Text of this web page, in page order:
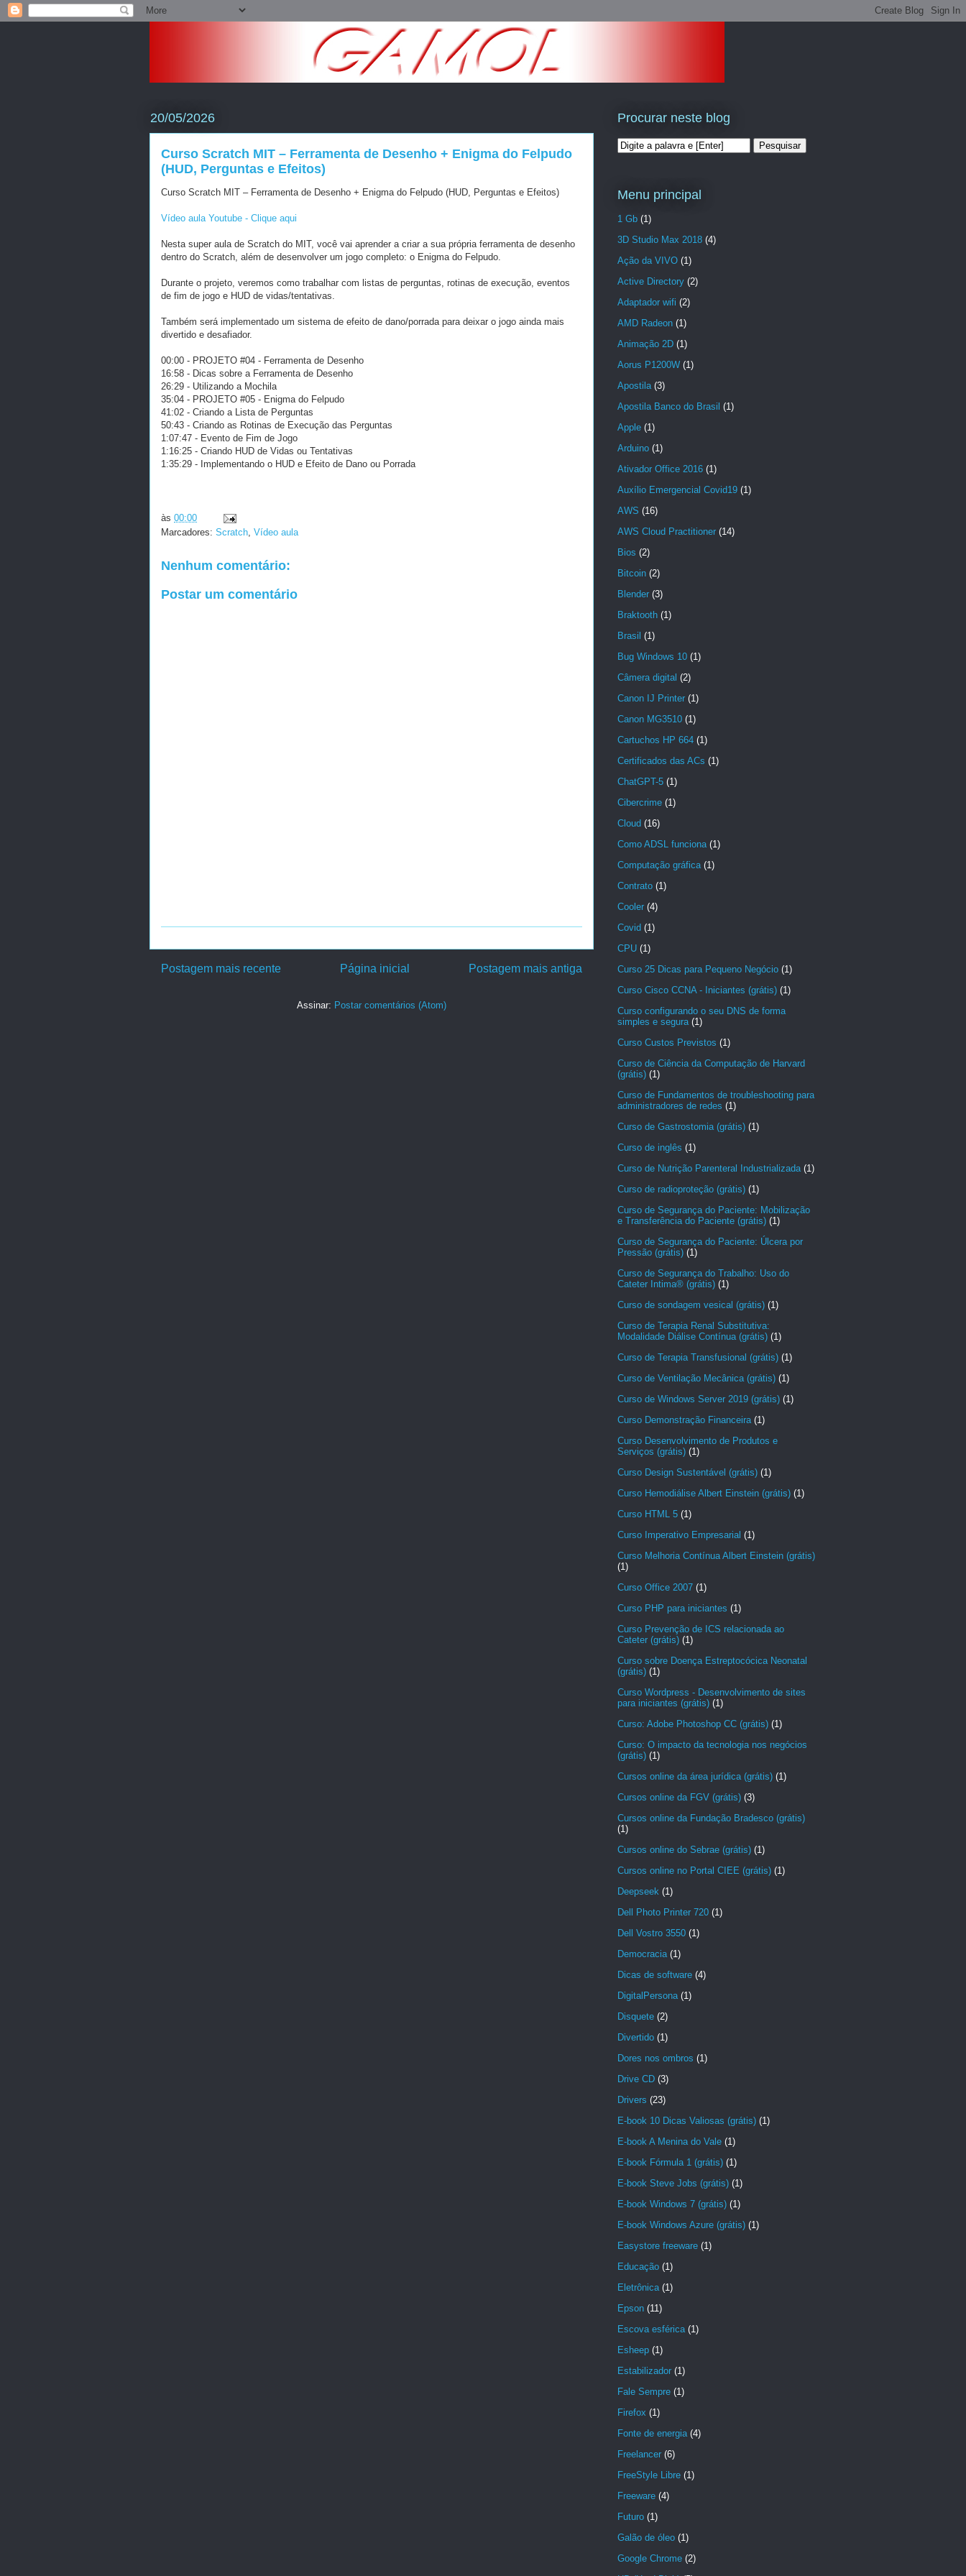
20/05/2026
Curso Scratch MIT – Ferramenta de Desenho + Enigma do Felpudo
(HUD, Perguntas e Efeitos)
Curso Scratch MIT – Ferramenta de Desenho + Enigma do Felpudo (HUD, Perguntas e Efeitos)
Vídeo aula Youtube - Clique aqui
Nesta super aula de Scratch do MIT, você vai aprender a criar a sua própria ferramenta de desenho
dentro do Scratch, além de desenvolver um jogo completo: o Enigma do Felpudo.
Durante o projeto, veremos como trabalhar com listas de perguntas, rotinas de execução, eventos
de fim de jogo e HUD de vidas/tentativas.
Também será implementado um sistema de efeito de dano/porrada para deixar o jogo ainda mais
divertido e desafiador.
00:00 - PROJETO #04 - Ferramenta de Desenho
16:58 - Dicas sobre a Ferramenta de Desenho
26:29 - Utilizando a Mochila
35:04 - PROJETO #05 - Enigma do Felpudo
41:02 - Criando a Lista de Perguntas
50:43 - Criando as Rotinas de Execução das Perguntas
1:07:47 - Evento de Fim de Jogo
1:16:25 - Criando HUD de Vidas ou Tentativas
1:35:29 - Implementando o HUD e Efeito de Dano ou Porrada
às 00:00
Marcadores: Scratch Vídeo aula
Nenhum comentário:
Postar um comentário
Postagem mais recente Postagem mais antiga
Página inicial
Assinar: Postar comentários (Atom)
Procurar neste blog
Menu principal
1 Gb (1)
3D Studio Max 2018 (4)
Ação da VIVO (1)
Active Directory (2)
Adaptador wifi (2)
AMD Radeon (1)
Animação 2D (1)
Aorus P1200W (1)
Apostila (3)
Apostila Banco do Brasil (1)
Apple (1)
Arduino (1)
Ativador Office 2016 (1)
Auxílio Emergencial Covid19 (1)
AWS (16)
AWS Cloud Practitioner (14)
Bios (2)
Bitcoin (2)
Blender (3)
Braktooth (1)
Brasil (1)
Bug Windows 10 (1)
Câmera digital (2)
Canon IJ Printer (1)
Canon MG3510 (1)
Cartuchos HP 664 (1)
Certificados das ACs (1)
ChatGPT-5 (1)
Cibercrime (1)
Cloud (16)
Como ADSL funciona (1)
Computação gráfica (1)
Contrato (1)
Cooler (4)
Covid (1)
CPU (1)
Curso 25 Dicas para Pequeno Negócio (1)
Curso Cisco CCNA - Iniciantes (grátis) (1)
Curso configurando o seu DNS de forma
simples e segura (1)
Curso Custos Previstos (1)
Curso de Ciência da Computação de Harvard
(grátis) (1)
Curso de Fundamentos de troubleshooting para
administradores de redes (1)
Curso de Gastrostomia (grátis) (1)
Curso de inglês (1)
Curso de Nutrição Parenteral Industrializada (1)
Curso de radioproteção (grátis) (1)
Curso de Segurança do Paciente: Mobilização
e Transferência do Paciente (grátis) (1)
Curso de Segurança do Paciente: Úlcera por
Pressão (grátis) (1)
Curso de Segurança do Trabalho: Uso do
Cateter Intima® (grátis) (1)
Curso de sondagem vesical (grátis) (1)
Curso de Terapia Renal Substitutiva:
Modalidade Diálise Contínua (grátis) (1)
Curso de Terapia Transfusional (grátis) (1)
Curso de Ventilação Mecânica (grátis) (1)
Curso de Windows Server 2019 (grátis) (1)
Curso Demonstração Financeira (1)
Curso Desenvolvimento de Produtos e
Serviços (grátis) (1)
Curso Design Sustentável (grátis) (1)
Curso Hemodiálise Albert Einstein (grátis) (1)
Curso HTML 5 (1)
Curso Imperativo Empresarial (1)
Curso Melhoria Contínua Albert Einstein (grátis)
(1)
Curso Office 2007 (1)
Curso PHP para iniciantes (1)
Curso Prevenção de ICS relacionada ao
Cateter (grátis) (1)
Curso sobre Doença Estreptocócica Neonatal
(grátis) (1)
Curso Wordpress - Desenvolvimento de sites
para iniciantes (grátis) (1)
Curso: Adobe Photoshop CC (grátis) (1)
Curso: O impacto da tecnologia nos negócios
(grátis) (1)
Cursos online da área jurídica (grátis) (1)
Cursos online da FGV (grátis) (3)
Cursos online da Fundação Bradesco (grátis)
(1)
Cursos online do Sebrae (grátis) (1)
Cursos online no Portal CIEE (grátis) (1)
Deepseek (1)
Dell Photo Printer 720 (1)
Dell Vostro 3550 (1)
Democracia (1)
Dicas de software (4)
DigitalPersona (1)
Disquete (2)
Divertido (1)
Dores nos ombros (1)
Drive CD (3)
Drivers (23)
E-book 10 Dicas Valiosas (grátis) (1)
E-book A Menina do Vale (1)
E-book Fórmula 1 (grátis) (1)
E-book Steve Jobs (grátis) (1)
E-book Windows 7 (grátis) (1)
E-book Windows Azure (grátis) (1)
Easystore freeware (1)
Educação (1)
Eletrônica (1)
Epson (11)
Escova esférica (1)
Esheep (1)
Estabilizador (1)
Fale Sempre (1)
Firefox (1)
Fonte de energia (4)
Freelancer (6)
FreeStyle Libre (1)
Freeware (4)
Futuro (1)
Galão de óleo (1)
Google Chrome (2)